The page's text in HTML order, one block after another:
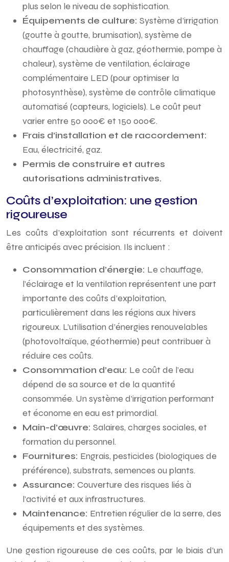
plus selon le niveau de sophistication.
Équipements de culture: Système d’irrigation
(goutte à goutte, brumisation), système de
chauffage (chaudière à gaz, géothermie, pompe à
chaleur), système de ventilation, éclairage
complémentaire LED (pour optimiser la
photosynthèse), système de contrôle climatique
automatisé (capteurs, logiciels). Le coût peut
varier entre 50 000€ et 150 000€.
Frais d’installation et de raccordement:
Eau, électricité, gaz.
Permis de construire et autres
autorisations administratives.
Coûts d’exploitation: une gestion
rigoureuse
Les coûts d’exploitation sont récurrents et doivent
être anticipés avec précision. Ils incluent :
Consommation d’énergie: Le chauffage,
l’éclairage et la ventilation représentent une part
importante des coûts d’exploitation,
particulièrement dans les régions aux hivers
rigoureux. L’utilisation d’énergies renouvelables
(photovoltaïque, géothermie) peut contribuer à
réduire ces coûts.
Consommation d’eau: Le coût de l’eau
dépend de sa source et de la quantité
consommée. Un système d’irrigation performant
et économe en eau est primordial.
Main-d’œuvre: Salaires, charges sociales, et
formation du personnel.
Fournitures: Engrais, pesticides (biologiques de
préférence), substrats, semences ou plants.
Assurance: Couverture des risques liés à
l’activité et aux infrastructures.
Maintenance: Entretien régulier de la serre, des
équipements et des systèmes.
Une gestion rigoureuse de ces coûts, par le biais d’un